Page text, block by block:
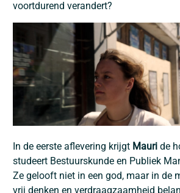
voortdurend verandert?
In de eerste aflevering krijgt Mauri de
studeert Bestuurskunde en Publiek
Ze gelooft niet in een god, maar in de
vrij denken en verdraagzaamheid